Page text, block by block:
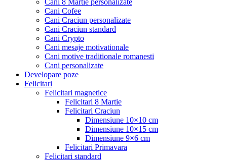
Cani 8 Martie personalizate
Cani Cofee
Cani Craciun personalizate
Cani Craciun standard
Cani Crypto
Cani mesaje motivationale
Cani motive traditionale romanesti
Cani personalizate
Developare poze
Felicitari
Felicitari magnetice
Felicitari 8 Martie
Felicitari Craciun
Dimensiune 10×10 cm
Dimensiune 10×15 cm
Dimensiune 9×6 cm
Felicitari Primavara
Felicitari standard